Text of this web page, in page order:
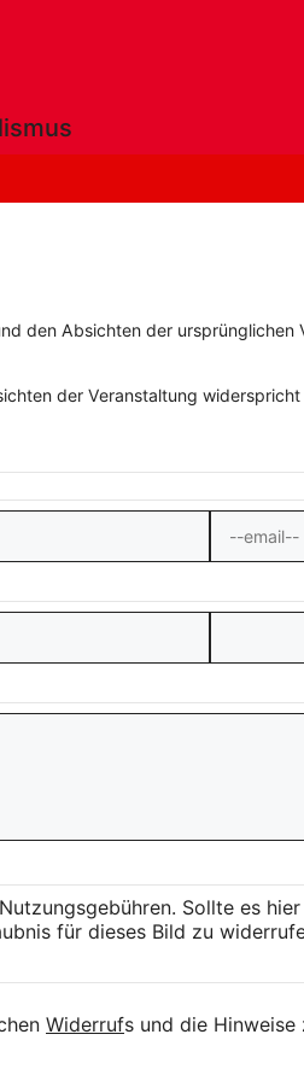
den Absichten der ursprünglichen
der Veranstaltung
Sollte es
für dieses Bild zu
Widerrufs und die Hinweise